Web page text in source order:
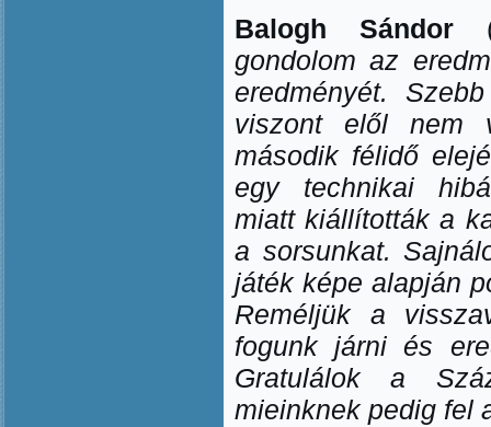
Balogh Sándor
gondolom az
eredményét.
viszont elől nem
második félidő
egy technikai
miatt kiállították a
a sorsunkat.
játék képe alapján
Reméljük a
fogunk járni és
Gratulálok a
mieinknek pedig fel